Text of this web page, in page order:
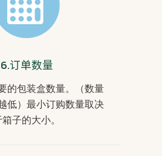
6.订单数量
的包装盒数量。（数量
低）最小订购数量取决
子的大小。